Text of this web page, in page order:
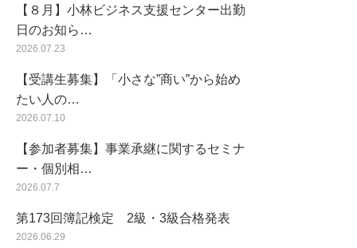
【８月】小林ビジネス支援センター出勤
日のお知ら…
2026.07.23
【受講生募集】「小さな”商い”から始め
たい人の…
2026.07.10
【参加者募集】事業承継に関するセミナ
ー・個別相…
2026.07.7
第173回簿記検定 2級・3級合格発表
2026.06.29